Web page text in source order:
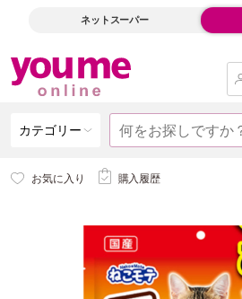
ネットスーパー
カテゴリー
お気に入り 購入履歴